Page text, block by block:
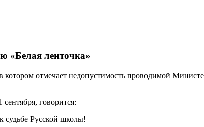
«Белая ленточка»
отмечает недопустимость проводимой
говорится:
судьбе Русской школы!